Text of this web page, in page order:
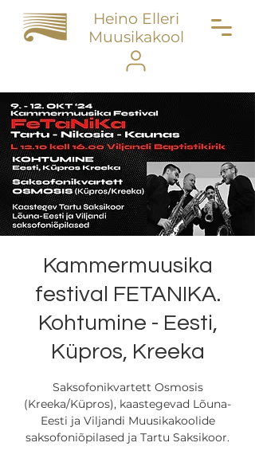
Heino Elleri
Muusikakool
Kammermuusika
festival FETANIKA.
Kohtumine - Eesti,
Küpros, Kreeka
Saksofonikvartett Osmosis
(Kreeka/Küpros), kaastegevad Lõuna-
Eesti ja Viljandi Muusikakoolide
saksofoniõpilased ja Tartu Saksikoor.